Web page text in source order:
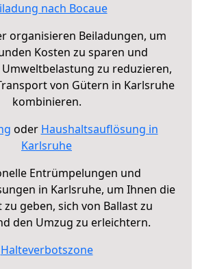
nach Bocaue
organisieren Beiladungen, um
Kosten zu sparen und
zu reduzieren,
von Gütern in Karlsruhe
kombinieren.
oder Haushaltsauflösung in
Karlsruhe
Entrümpelungen und
in Karlsruhe, um Ihnen die
geben, sich von Ballast zu
den Umzug zu erleichtern.
Halteverbotszone